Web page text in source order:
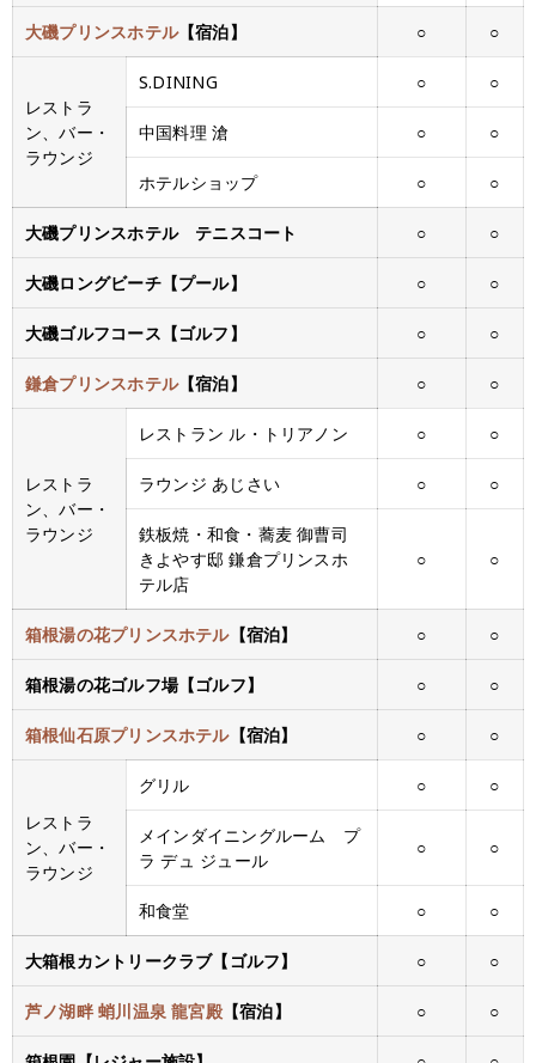
大磯プリンスホテル【宿泊】 ○ ○
レストラ
ン、バー・
ラウンジ
S.DINING ○ ○
中国料理 滄 ○ ○
ホテルショップ ○ ○
大磯プリンスホテル テニスコート ○ ○
大磯ロングビーチ【プール】 ○ ○
大磯ゴルフコース【ゴルフ】 ○ ○
鎌倉プリンスホテル【宿泊】 ○ ○
レストラ
ン、バー・
ラウンジ
レストラン ル・トリアノン ○ ○
ラウンジ あじさい ○ ○
鉄板焼・和食・蕎麦 御曹司
きよやす邸 鎌倉プリンスホ
テル店
○ ○
箱根湯の花プリンスホテル【宿泊】 ○ ○
箱根湯の花ゴルフ場【ゴルフ】 ○ ○
箱根仙石原プリンスホテル【宿泊】 ○ ○
レストラ
ン、バー・
ラウンジ
グリル ○ ○
メインダイニングルーム プ
ラ デュ ジュール
○ ○
和食堂 ○ ○
大箱根カントリークラブ【ゴルフ】 ○ ○
芦ノ湖畔 蛸川温泉 龍宮殿【宿泊】 ○ ○